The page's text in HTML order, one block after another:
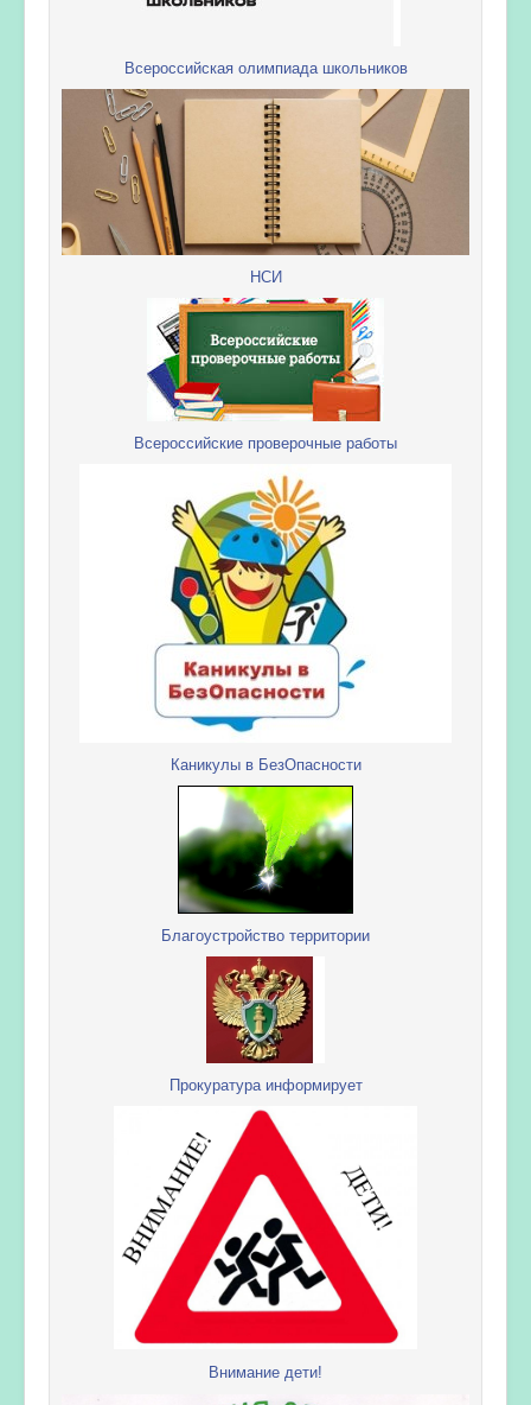
Всероссийская олимпиада школьников
НСИ
Всероссийские проверочные работы
Каникулы в БезОпасности
Благоустройство территории
Прокуратура информирует
Внимание дети!